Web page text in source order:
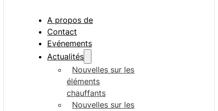
A propos de
Contact
Evénements
Actualités
Nouvelles sur les
éléments
chauffants
Nouvelles sur les